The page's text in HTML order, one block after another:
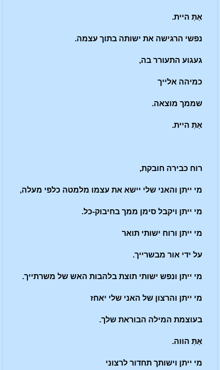
אַתְּ היית.
נפשי הרגישה את ישותה בתוך עצמה.
געגוע התעורר בה,
כמיהה אלייך
שממך מוצאה.
אַתְּ היית.
רוח כבירה חובקת,
מי ייתן והאני שלי יישא את עצמו מלמטה כלפי מעלה,
מי ייתן ויקבל סימן ממך בחיבוק-כל.
מי ייתן ורוח ישותי תואר
על ידי אור מבשרייך.
מי ייתן ונפש ישותי תוצת בלהבות האש של משרתייך.
מי ייתן והרצון של האני שלי יאחז
בעוצמת המילה הבוראת שלך.
אַתְּ הווה.
מי ייתן וישותך תחדור לרצוני